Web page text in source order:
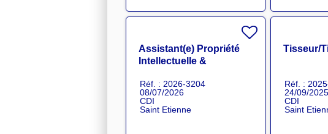
Assistant(e) Propriété
Intellectuelle &
Réf. : 2026-3204
08/07/2026
CDI
Saint Etienne
Tisseur/
Réf. :
24/09/2025
CDI
Saint